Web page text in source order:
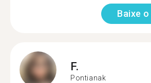
Baixe
F.
Pontianak